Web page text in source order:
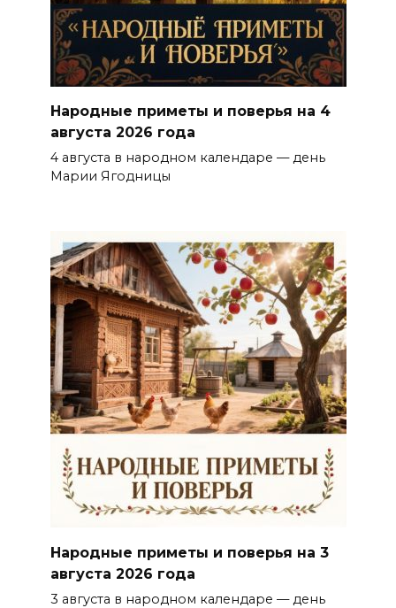
Народные приметы и поверья на 4
августа 2026 года
4 августа в народном календаре — день
Марии Ягодницы
Народные приметы и поверья на 3
августа 2026 года
3 августа в народном календаре — день